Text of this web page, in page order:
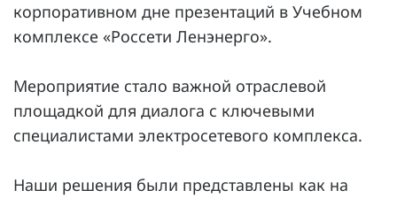
Повышение надежности электроснабжения
Шкафы РЗА 110-220 кВ
Устройства релейной защиты и автоматики
Сбор и анализ информации об аварийных событиях
Оборудование компенсации емкостных токов
Определение поврежденного фидера
корпоративном дне презентаций в Учебном
комплексе «Россети Ленэнерго».
Мероприятие стало важной отраслевой
площадкой для диалога с ключевыми
специалистами электросетевого комплекса.
Наши решения были представлены как на